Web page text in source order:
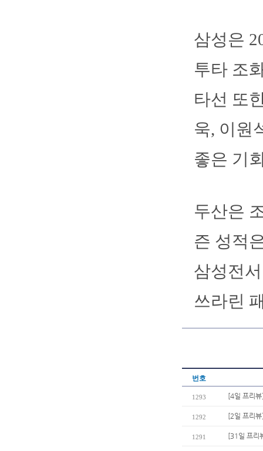
삼성은
투타 조
타선 또
욱, 이원
좋은 기
두산은
즌 성적
삼성전
쓰라린
번호
1293 [4일 프리
1292 [2일 프리
1291 [31일 프리